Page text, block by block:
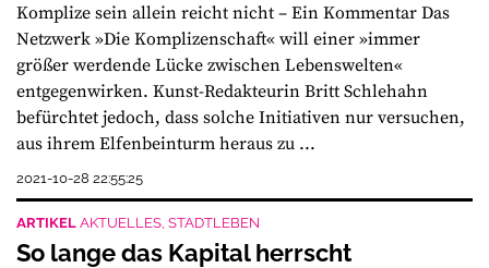
Komplize sein allein reicht nicht – Ein Kommentar Das
Netzwerk »Die Komplizenschaft« will einer »immer
größer werdende Lücke zwischen Lebenswelten«
entgegenwirken. Kunst-Redakteurin Britt Schlehahn
befürchtet jedoch, dass solche Initiativen nur versuchen,
aus ihrem Elfenbeinturm heraus zu ...
2021-10-28 22:55:25
ARTIKEL AKTUELLES, STADTLEBEN
So lange das Kapital herrscht